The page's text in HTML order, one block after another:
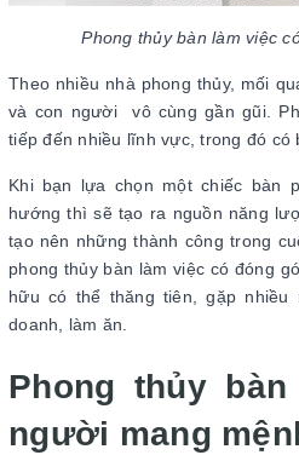
Phong thủy bàn làm việc
Theo nhiều nhà phong thủy, mối
và con người vô cùng gần gũi.
tiếp đến nhiều lĩnh vực, trong đó có
Khi bạn lựa chọn một chiếc bàn
hướng thì sẽ tạo ra nguồn năng
tạo nên những thành công trong
phong thủy bàn làm việc có đóng
hữu có thể thăng tiên, gặp nhiều
doanh, làm ăn.
Phong thủy
người mang